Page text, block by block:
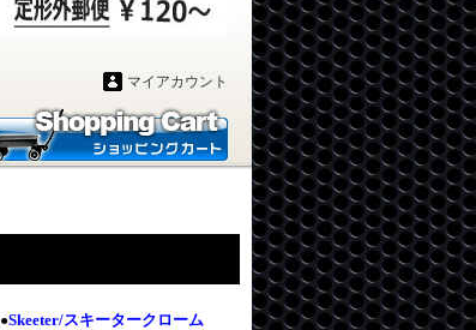
マイアカウント
●Skeeter/スキータークローム